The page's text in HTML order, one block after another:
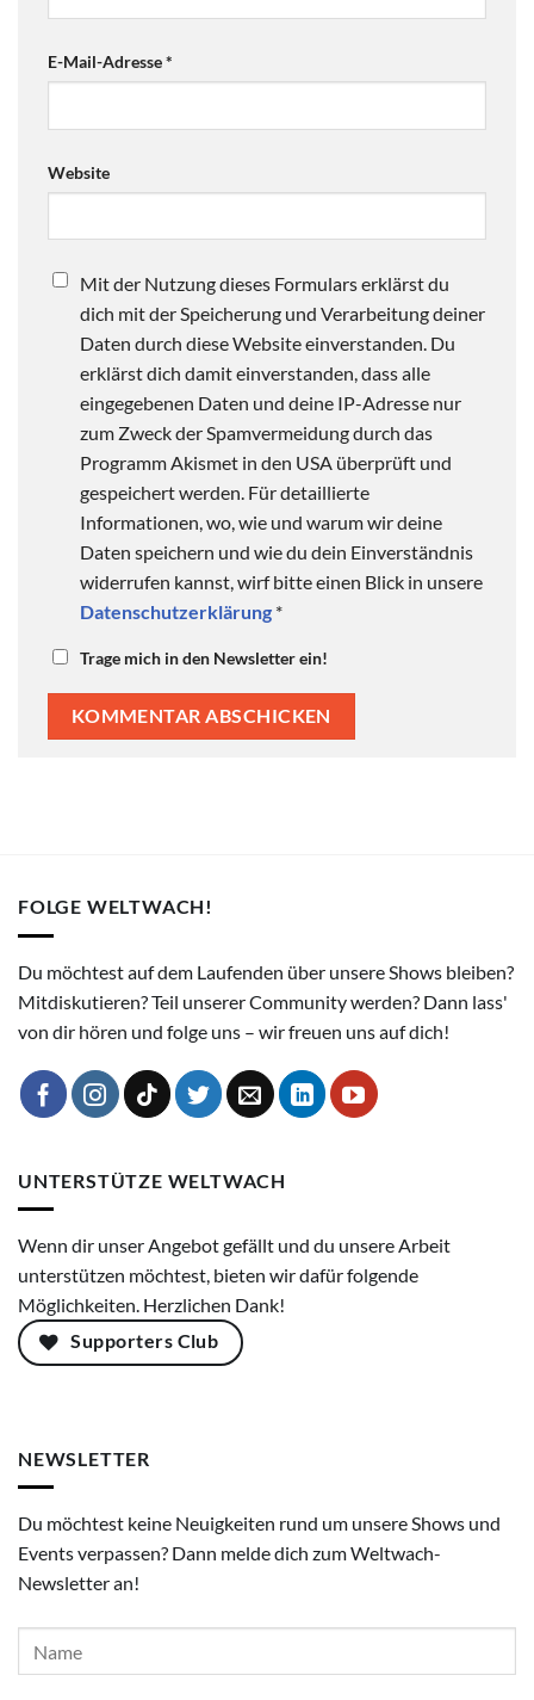
E-Mail-Adresse*
Website
Mit der Nutzung dieses Formulars erklärst du
dich mit der Speicherung und Verarbeitung deiner
Daten durch diese Website einverstanden. Du
erklärst dich damit einverstanden, dass alle
eingegebenen Daten und deine IP-Adresse nur
zum Zweck der Spamvermeidung durch das
Programm Akismet in den USA überprüft und
gespeichert werden. Für detaillierte
Informationen, wo, wie und warum wir deine
Daten speichern und wie du dein Einverständnis
widerrufen kannst, wirf bitte einen Blick in unsere
Datenschutzerklärung *
Trage mich in den Newsletter ein!
FOLGE WELTWACH!
Du möchtest auf dem Laufenden über unsere Shows bleiben?
Mitdiskutieren? Teil unserer Community werden? Dann lass'
von dir hören und folge uns – wir freuen uns auf dich!
UNTERSTÜTZE WELTWACH
Wenn dir unser Angebot gefällt und du unsere Arbeit
unterstützen möchtest, bieten wir dafür folgende
Möglichkeiten. Herzlichen Dank!
Supporters Club
NEWSLETTER
Du möchtest keine Neuigkeiten rund um unsere Shows und
Events verpassen? Dann melde dich zum Weltwach-
Newsletter an!